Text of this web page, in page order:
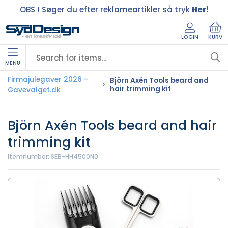
OBS ! Søger du efter reklameartikler så tryk Her!
LOGIN KURV
MENU
Firmajulegaver 2026 -
Gavevalget.dk
Björn Axén Tools beard and
hair trimming kit
Björn Axén Tools beard and hair
trimming kit
Itemnumber: SEB-HH4500N0